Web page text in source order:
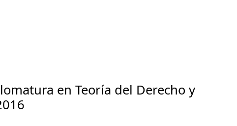
en Teoría del Derecho y